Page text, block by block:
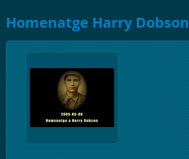
Homenatge Harry Dobson